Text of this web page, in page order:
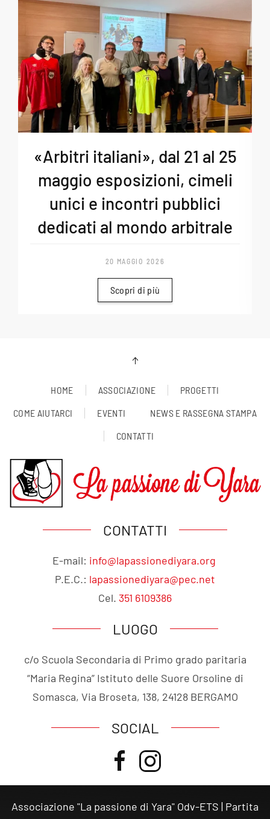
«Arbitri italiani», dal 21 al 25
maggio esposizioni, cimeli
unici e incontri pubblici
dedicati al mondo arbitrale
20 MAGGIO 2026
Scopri di più
HOME ASSOCIAZIONE
PROGETTI
COME AIUTARCI
EVENTI
NEWS E RASSEGNA STAMPA
CONTATTI
CONTATTI
E-mail: info@lapassionediyara.org
P.E.C.: lapassionediyara@pec.net
Cel. 351 6109386
LUOGO
c/o Scuola Secondaria di Primo grado paritaria
“Maria Regina” Istituto delle Suore Orsoline di
Somasca, Via Broseta, 138, 24128 BERGAMO
SOCIAL
Associazione "La passione di Yara" Odv-ETS | Partita